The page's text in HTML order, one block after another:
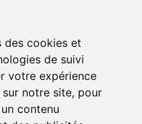
des cookies et
de suivi
votre expérience
notre site, pour
contenu